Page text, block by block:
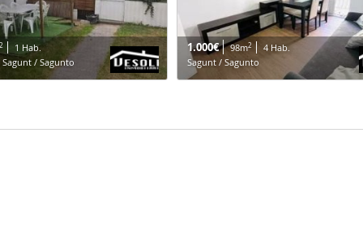
2
1 Hab.
/ Sagunto
1.000€ 98m2
4 Hab.
Sagunt / Sagunto